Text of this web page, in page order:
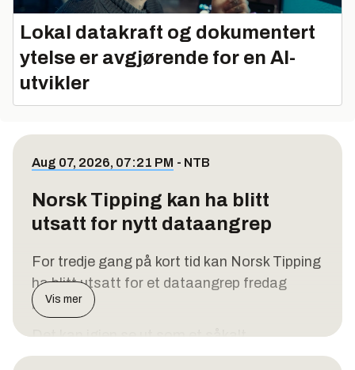
Lokal datakraft og dokumentert
ytelse er avgjørende for en AI-
utvikler
Aug 07, 2026, 07:21 PM - NTB
Norsk Tipping kan ha blitt
utsatt for nytt dataangrep
For tredje gang på kort tid kan Norsk Tipping
ha blitt utsatt for et dataangrep fredag
kveld.
Det kan igjen se ut som et såkalt
tjenestenektangrep, og de jobber med
Vis mer